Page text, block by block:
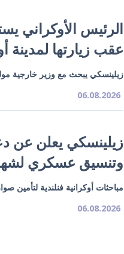
الرئيس الأوكراني
عقب زيارتها لمدينة
زيلينسكي يبحث مع وزير خارجية
06.08.2026
زيلينسكي يعلن عن
وتنسيق عسكري
مباحثات أوكرانية فنلندية لتأمين
06.08.2026